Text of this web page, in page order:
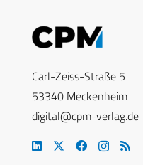
Carl-Zeiss-Straße 5
53340 Meckenheim
digital@cpm-verlag.de